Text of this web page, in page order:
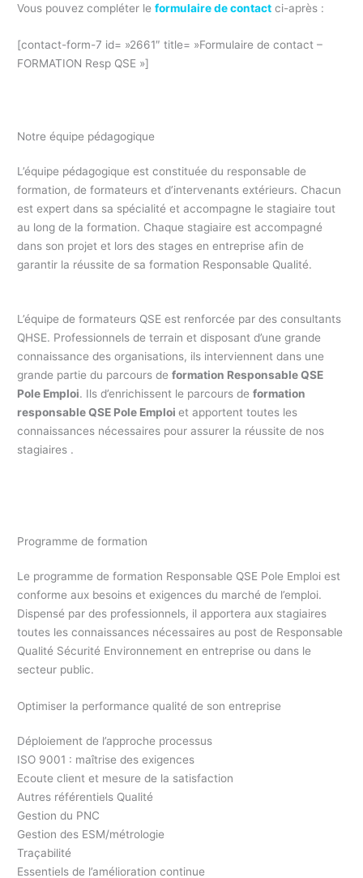
Vous pouvez compléter leformulaire de contact ci-après :
[contact-form-7 id= »2661″ title= »Formulaire de contact –
FORMATION Resp QSE »]
Notre équipe pédagogique
L’équipe pédagogique est constituée du responsable de
formation, de formateurs et d’intervenants extérieurs. Chacun
est expert dans sa spécialité et accompagne le stagiaire tout
au long de la formation. Chaque stagiaire est accompagné
dans son projet et lors des stages en entreprise afin de
garantir la réussite de sa formation Responsable Qualité.
L’équipe de formateurs QSE est renforcée par des consultants
QHSE. Professionnels de terrain et disposant d’une grande
connaissance des organisations, ils interviennent dans une
grande partie du parcours deformation Responsable QSE
Pole Emploi. Ils d’enrichissent le parcours deformation
responsable QSE Pole Emploiet apportent toutes les
connaissances nécessaires pour assurer la réussite de nos
stagiaires .
Programme de formation
Le programme de formation Responsable QSE Pole Emploi est
conforme aux besoins et exigences du marché de l’emploi.
Dispensé par des professionnels, il apportera aux stagiaires
toutes les connaissances nécessaires au post de Responsable
Qualité Sécurité Environnement en entreprise ou dans le
secteur public.
Optimiser la performance qualité de son entreprise
Déploiement de l’approche processus
ISO 9001 : maîtrise des exigences
Ecoute client et mesure de la satisfaction
Autres référentiels Qualité
Gestion du PNC
Gestion des ESM/métrologie
Traçabilité
Essentiels de l’amélioration continue